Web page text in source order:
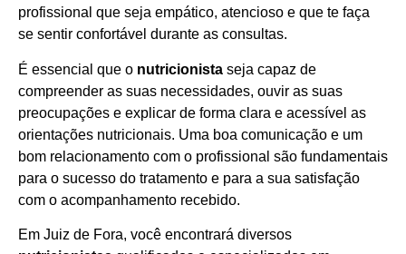
profissional que seja empático, atencioso e que te faça
se sentir confortável durante as consultas.
É essencial que o nutricionista seja capaz de
compreender as suas necessidades, ouvir as suas
preocupações e explicar de forma clara e acessível as
orientações nutricionais. Uma boa comunicação e um
bom relacionamento com o profissional são fundamentais
para o sucesso do tratamento e para a sua satisfação
com o acompanhamento recebido.
Em Juiz de Fora, você encontrará diversos